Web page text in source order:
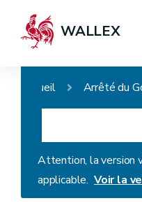
WALLEX
Accueil
Attention, la version
applicable. Voir la